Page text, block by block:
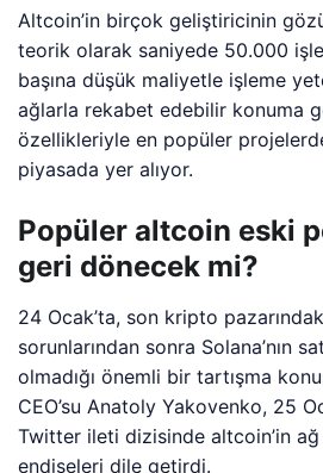
Altcoin’in birçok geliştiricinin
teorik olarak saniyede 50.000
başına düşük maliyetle işleme
ağlarla rekabet edebilir konuma
özellikleriyle en popüler
piyasada yer alıyor.
Popüler altcoin eski
geri dönecek mi?
24 Ocak’ta, son kripto
sorunlarından sonra Solana’nın
olmadığı önemli bir tartışma
CEO’su Anatoly Yakovenko, 25
Twitter ileti dizisinde altcoin’in
endişeleri dile getirdi.